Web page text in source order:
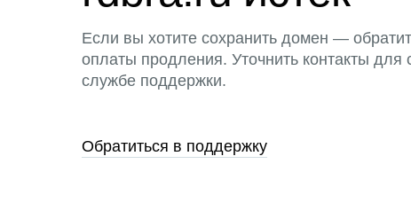
Если вы хотите сохранить домен —
оплаты продления. Уточнить контакты для
службе поддержки.
Обратиться в поддержку